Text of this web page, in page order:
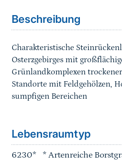
Beschreibung
Charakteristische
Osterzgebirges mit
Grünlandkomplexen
Standorte mit Feldgehölzen,
sumpfigen Bereichen
Lebensraumtyp
6230*
* Artenreiche